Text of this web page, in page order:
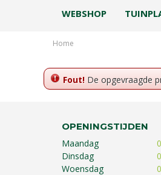
Home
WEBSHOP
Fout! De opgevraagde
OPENINGSTIJDEN
Maandag
Dinsdag
Woensdag